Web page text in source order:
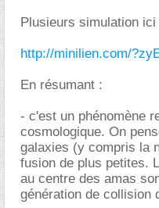
Plusieurs simulation ici
http://minilien.com/
En résumant :
- c'est un phénomène
cosmologique. On
galaxies (y compris la
fusion de plus petites.
au centre des amas
génération de collision